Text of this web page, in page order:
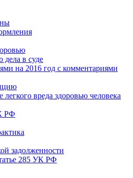
дела в суде
на 2016 год с комментариями
вреда здоровью человека
РФ
задолженности
285 УК РФ